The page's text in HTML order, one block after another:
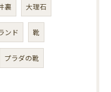
裏 大理石
ンド 靴
プラダの靴